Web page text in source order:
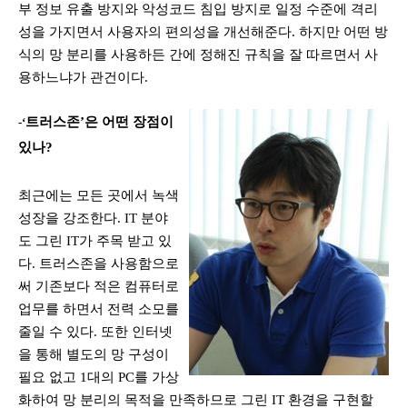
부 정보 유출 방지와 악성코드 침입 방지로 일정 수준에 격리
성을 가지면서 사용자의 편의성을 개선해준다. 하지만 어떤 방
식의 망 분리를 사용하든 간에 정해진 규칙을 잘 따르면서 사
용하느냐가 관건이다.
-‘트러스존’은 어떤 장점이
있나?
최근에는 모든 곳에서 녹색
성장을 강조한다. IT 분야
도 그린 IT가 주목 받고 있
다. 트러스존을 사용함으로
써 기존보다 적은 컴퓨터로
업무를 하면서 전력 소모를
줄일 수 있다. 또한 인터넷
을 통해 별도의 망 구성이
필요 없고 1대의 PC를 가상
화하여 망 분리의 목적을 만족하므로 그린 IT 환경을 구현할